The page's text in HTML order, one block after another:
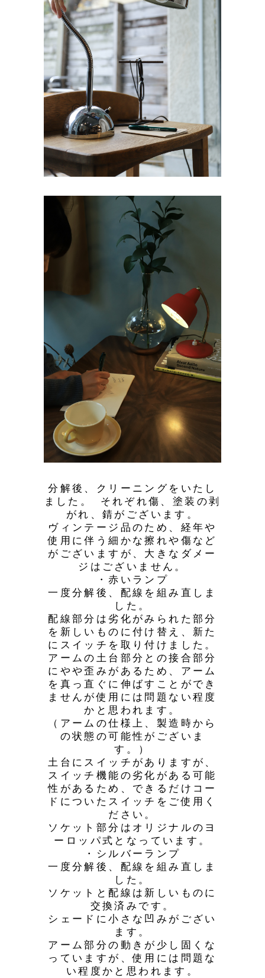
分解後、クリーニングをいたし
ました。 それぞれ傷、塗装の剥
がれ、錆がございます。
ヴィンテージ品のため、経年や
使用に伴う細かな擦れや傷など
がございますが、大きなダメー
ジはございません。
・赤いランプ
一度分解後、配線を組み直しま
した。
配線部分は劣化がみられた部分
を新しいものに付け替え、新た
にスイッチを取り付けました。
アームの土台部分との接合部分
にやや歪みがあるため、アーム
を真っ直ぐに伸ばすことができ
ませんが使用には問題ない程度
かと思われます。
（アームの仕様上、製造時から
の状態の可能性がございま
す。）
土台にスイッチがありますが、
スイッチ機能の劣化がある可能
性があるため、できるだけコー
ドについたスイッチをご使用く
ださい。
ソケット部分はオリジナルのヨ
ーロッパ式となっています。
・シルバーランプ
一度分解後、配線を組み直しま
した。
ソケットと配線は新しいものに
交換済みです。
シェードに小さな凹みがござい
ます。
アーム部分の動きが少し固くな
っていますが、使用には問題な
い程度かと思われます。